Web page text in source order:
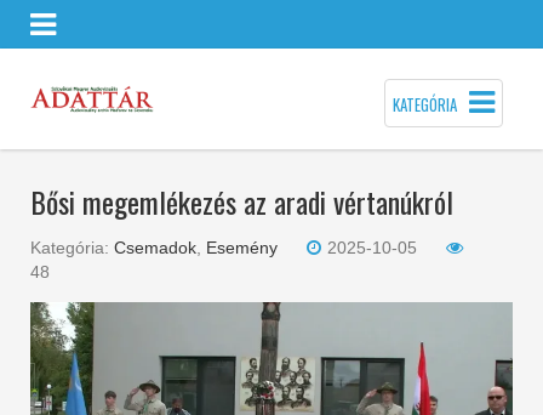
KATEGÓRIA
Bősi megemlékezés az aradi vértanúkról
Kategória: Csemadok Esemény
2025-10-05
48